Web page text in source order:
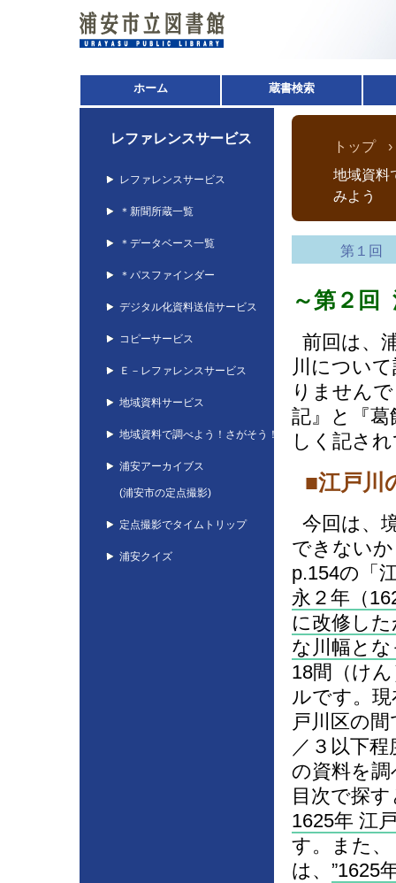
トップ
地域資料
みよう
第１回
～第２回
前回は、
川につい
りません
記』と『
しく記さ
■江戸川
今回は、
できない
p.154の「
永２年（
に改修し
な川幅と
18間（け
ルです。
戸川区の
／３以下
の資料を
目次で探
1625年 江
す。また
は、
1625
レファレンスサービス
レファレンスサービス
＊新聞所蔵一覧
＊データベース一覧
＊パスファインダー
デジタル化資料送信サービス
コピーサービス
Ｅ－レファレンスサービス
地域資料サービス
地域資料で調べよう！さがそう！
浦安アーカイブス
(浦安市の定点撮影)
定点撮影でタイムトリップ
浦安クイズ
ホーム 蔵書検索